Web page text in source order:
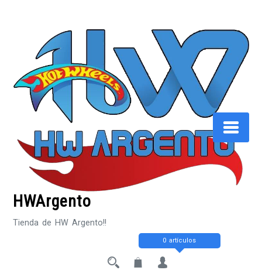
HWArgento
Tienda de HW Argento!!
0 artículos